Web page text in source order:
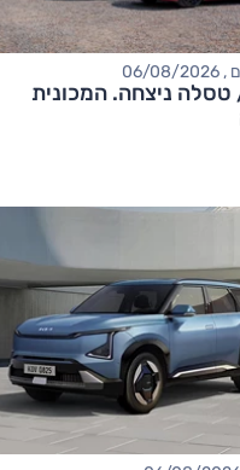
ניצחה. המכונית